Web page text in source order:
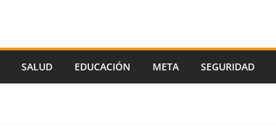
SALUD EDUCACIÓN META SEGURIDAD